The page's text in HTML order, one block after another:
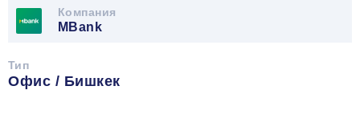
Компания
MBank
Тип
Офис / Бишкек